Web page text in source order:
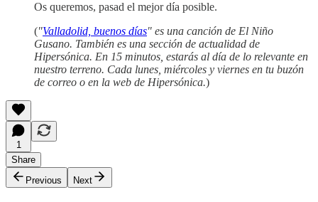
Os queremos, pasad el mejor día posible.
("Valladolid, buenos días" es una canción de El Niño
Gusano. También es una sección de actualidad de
Hipersónica. En 15 minutos, estarás al día de lo relevante en
nuestro terreno. Cada lunes, miércoles y viernes en tu buzón
de correo o en la web de Hipersónica.)
1
Share
Previous
Next